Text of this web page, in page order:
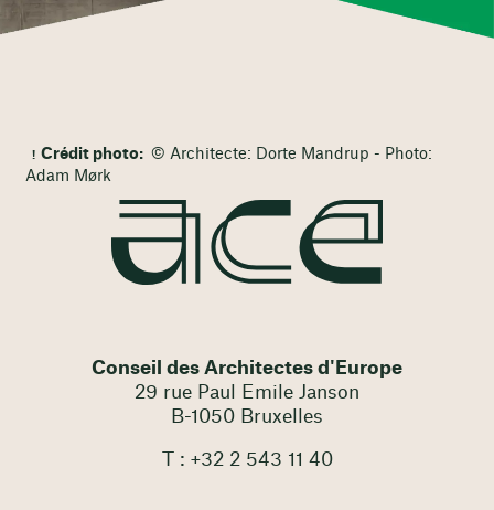
Crédit photo: © Architecte: Dorte Mandrup - Photo:
Adam Mørk
Conseil des Architectes d'Europe
29 rue Paul Emile Janson
B-1050 Bruxelles
T : +32 2 543 11 40